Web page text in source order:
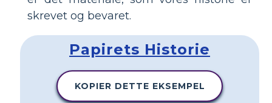
skrevet og bevaret.
Papirets Historie
KOPIER DETTE EKSEMPEL